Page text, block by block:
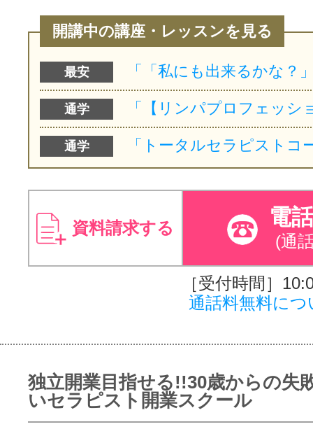
開講中の講座・レッスンを見る
最安
通学
通学
資料請求する 電
(通
［受付時間］
通話料無料につ
独立開業目指せる!!30歳からの失
いセラピスト開業スクール